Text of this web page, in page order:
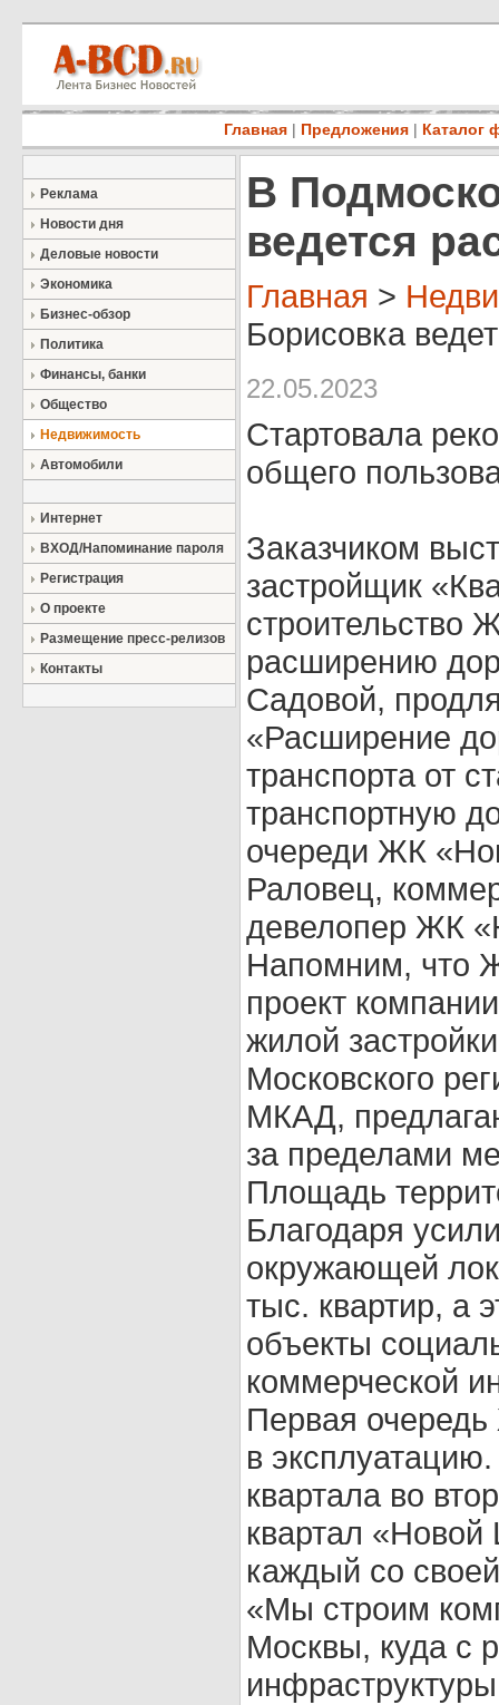
Главная | Предложения | Каталог
Реклама
Новости дня
Деловые новости
Экономика
Бизнес-обзор
Политика
Финансы, банки
Общество
Недвижимость
Автомобили
Интернет
ВХОД/Напоминание пароля
Регистрация
О проекте
Размещение пресс-релизов
Контакты
В
ведется
Главная >
Борисовка
22.05.2023
Стартовала
общего
Заказчиком
застройщик
строительство
расширению
Садовой,
«Расширение
транспорта от
транспортную
очереди ЖК
Раловец,
девелопер ЖК
Напомним, что
проект
жилой
Московского
МКАД,
за пределами
Площадь
Благодаря
окружающей
тыс. квартир, а
объекты
коммерческой
Первая
в
квартала во
квартал
каждый со
«Мы строим
Москвы, куда с